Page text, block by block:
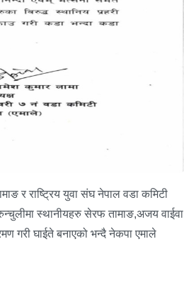
र राष्ट्रिय युवा संघ नेपाल वडा कमिटी
स्थानीयहरु सेरफ तामाङ,अजय वाईवा
गरी घाईते बनाएको भन्दै नेकपा एमाले